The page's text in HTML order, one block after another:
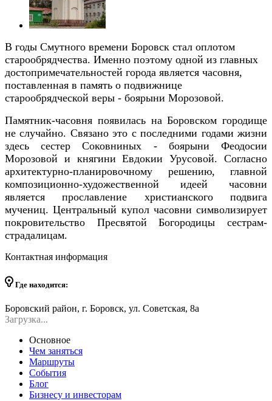
В годы Смутного времени Боровск стал оплотом
старообрядчества. Именно поэтому одной из главных
достопримечательностей города является часовня,
поставленная в память о подвижнице
старообрядческой веры - боярыни Морозовой.
Памятник-часовня появилась на Боровском городище
не случайно. Связано это с последними годами жизни
здесь сестер Соковниных - боярыни Феодосии
Морозовой и княгини Евдокии Урусовой. Согласно
архитектурно-планировочному решению, главной
композиционно-художественной идеей часовни
является прославление христианского подвига
мучениц. Центральный купол часовни символизирует
покровительство Пресвятой Богородицы сестрам-
страдалицам.
Контактная информация
Где находится:
Боровский район, г. Боровск, ул. Советская, 8а
Загрузка...
Основное
Чем заняться
Маршруты
События
Блог
Бизнесу и инвесторам